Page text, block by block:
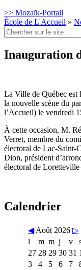
>> Mozaïk-Portail
École de L'Accueil »
Rechercher
:
Inauguration
La Ville de Québec est
la nouvelle scène du
l’Accueil) le vendredi
À cette occasion, M.
Verret, membre du
électoral de Lac-Saint-
Dion, président
électoral de
Calendrier
◀ Août 2026 ▷
l
m m j v
27 28 29 30 31 1
3
4 5 6 7